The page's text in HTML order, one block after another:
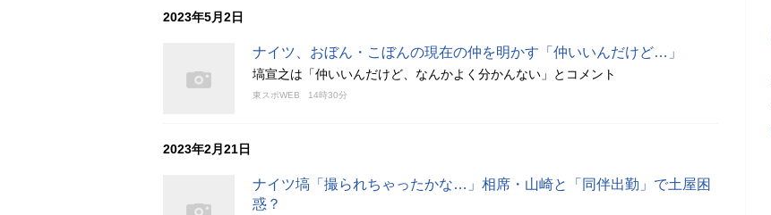
2023年5月2日
ナイツ、おぼん・こぼんの現在の仲を明かす「仲いいんだけど…」
塙宣之は「仲いいんだけど、なんかよく分かんない」とコメント
東スポWEB 14時30分
2023年2月21日
ナイツ塙「撮られちゃったかな…」相席・山崎と「同伴出勤」で土屋困
惑？